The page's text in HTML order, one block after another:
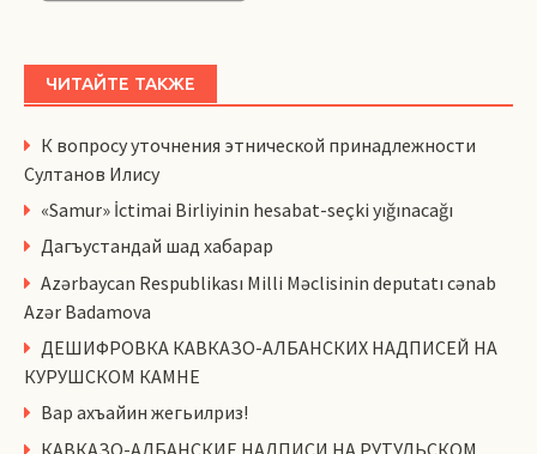
ЧИТАЙТЕ ТАКЖЕ
К вопросу уточнения этнической принадлежности
Султанов Илису
«Samur» İctimai Birliyinin hesabat-seçki yığınacağı
Дагъустандай шад хабарар
Azərbaycan Respublikası Milli Məclisinin deputatı cənab
Azər Badamova
ДЕШИФРОВКА КАВКАЗО-АЛБАНСКИХ НАДПИСЕЙ НА
КУРУШСКОМ КАМНЕ
Вар ахъайин жегьилриз!
КАВКАЗО-АЛБАНСКИЕ НАДПИСИ НА РУТУЛЬСКОМ